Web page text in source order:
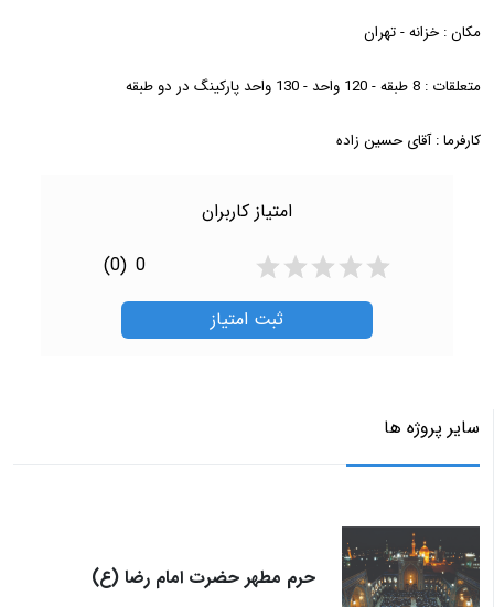
مکان : خزانه - تهران
متعلقات : 8 طبقه - 120 واحد - 130 واحد پارکینگ در دو طبقه
کارفرما : آقای حسین زاده
امتیاز کاربران
0
(0)
ثبت امتیاز
سایر پروژه ها
حرم مطهر حضرت امام رضا (ع)